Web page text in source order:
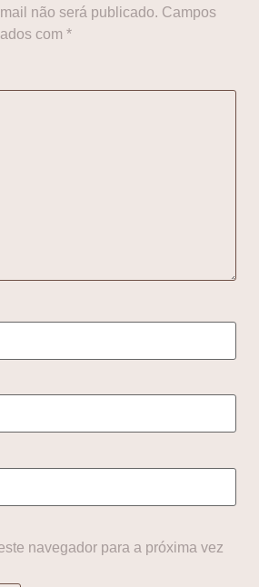
não será publicado. Campos
com *
navegador para a próxima vez